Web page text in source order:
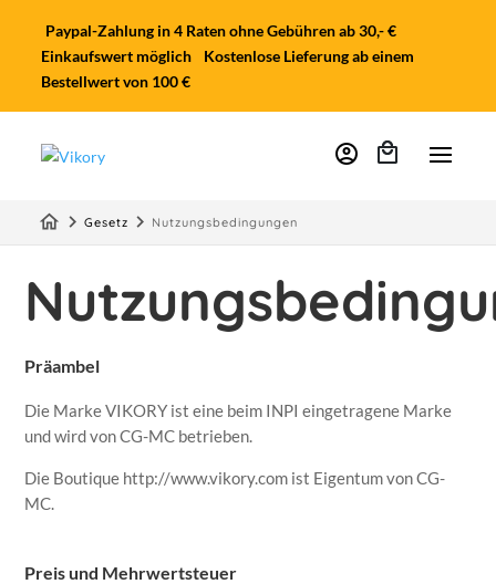
Paypal-Zahlung in 4 Raten ohne Gebühren ab 30,- €
Einkaufswert möglich
Kostenlose Lieferung ab einem
Bestellwert von 100 €
account_circle
home keyboard_arrow_rightGesetz keyboard_arrow_right Nutzungsbedingungen
Präambel
Die Marke VIKORY ist eine beim INPI eingetragene Marke
und wird von CG-MC betrieben.
Die Boutique http://www.vikory.com ist Eigentum von CG-
MC.
Preis und Mehrwertsteuer